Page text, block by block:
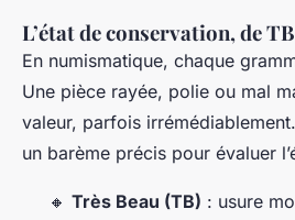
L’état de conservation, de
En numismatique, chaque
Une pièce rayée, polie ou mal
valeur, parfois
un barème précis pour évaluer
🔸 Très Beau (TB) : usure